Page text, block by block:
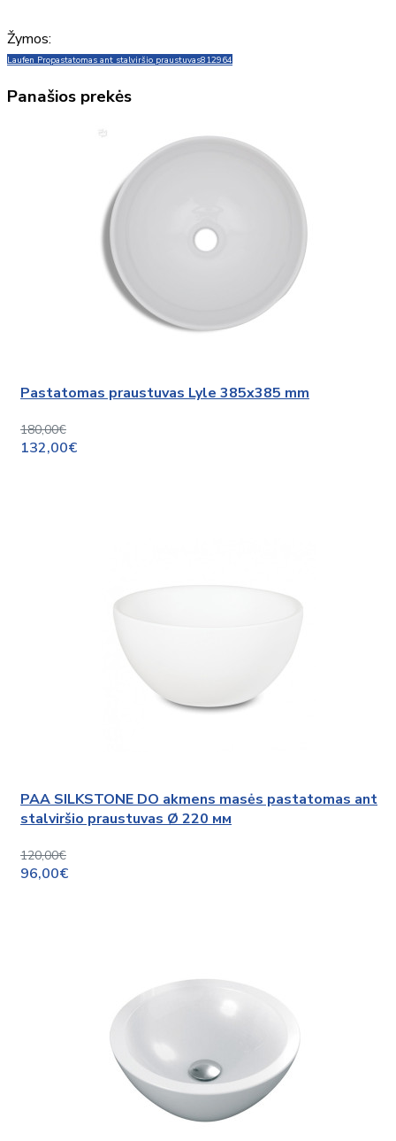
Žymos:
Laufen Propastatomas ant stalviršio praustuvas812964
Panašios prekės
Pastatomas praustuvas Lyle 385x385 mm
180,00€
132,00€
PAA SILKSTONE DO akmens masės pastatomas ant
stalviršio praustuvas Ø 220 мм
120,00€
96,00€